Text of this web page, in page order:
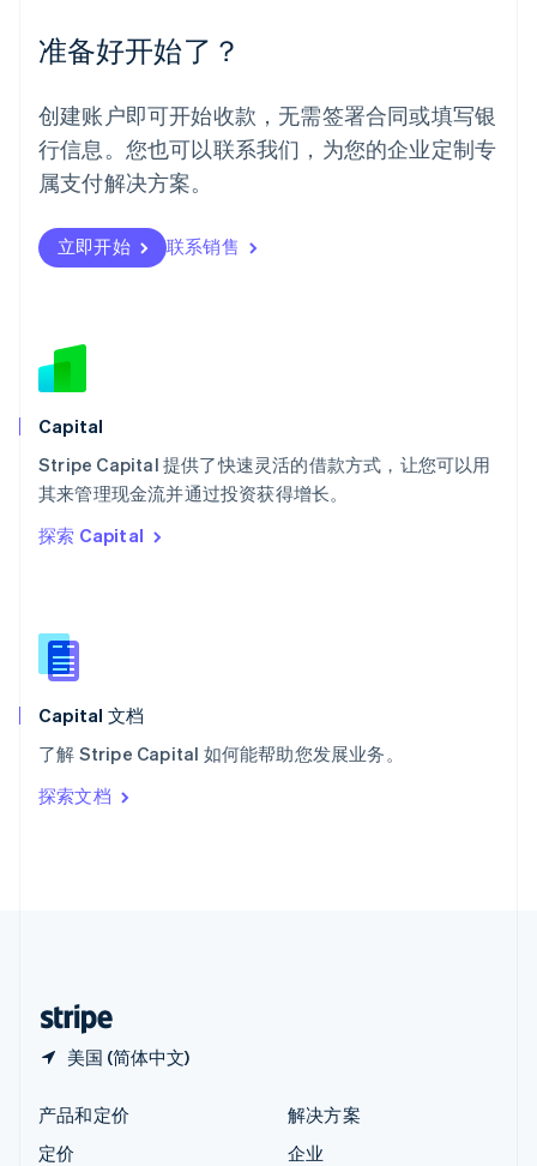
准备好开始了？
创建账户即可开始收款，无需签署合同或填写银
行信息。您也可以联系我们，为您的企业定制专
属支付解决方案。
立即开始 联系销售
Capital
Stripe Capital 提供了快速灵活的借款方式，让您可以用
其来管理现金流并通过投资获得增长。
探索 Capital
Capital 文档
了解 Stripe Capital 如何能帮助您发展业务。
探索文档
美国 (简体中文)
挪威
葡萄牙
Português English
日本
日本語English
瑞典
瑞士
DeutschFrançais
斯洛伐克
斯洛文尼亚
泰国
ไทยEnglish
希腊
English
西班牙
新西兰
English
匈牙利
English
ItalianoEnglish
印度
English
产品和定价
定价
解决方案
企业